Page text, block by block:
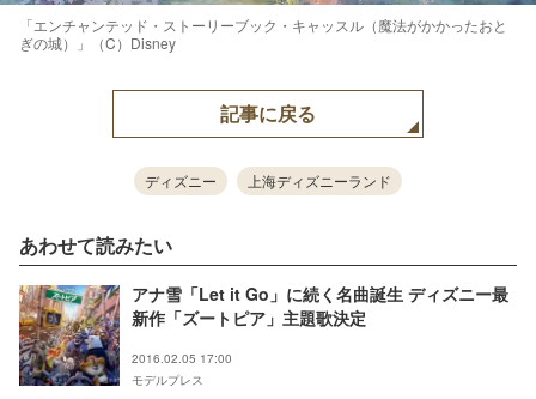
「エンチャンテッド・ストーリーブック・キャッスル（魔法がかかったおと
ぎの城）」（C）Disney
記事に戻る
ディズニー 上海ディズニーランド
あわせて読みたい
アナ雪「Let it Go」に続く名曲誕生 ディズニー最
新作「ズートピア」主題歌決定
2016.02.05 17:00
モデルプレス